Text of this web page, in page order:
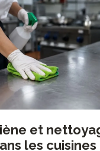
n’ont pas la même
et ne nécessitent
…
et
les cuisines